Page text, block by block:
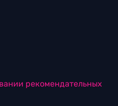
рекомендательных